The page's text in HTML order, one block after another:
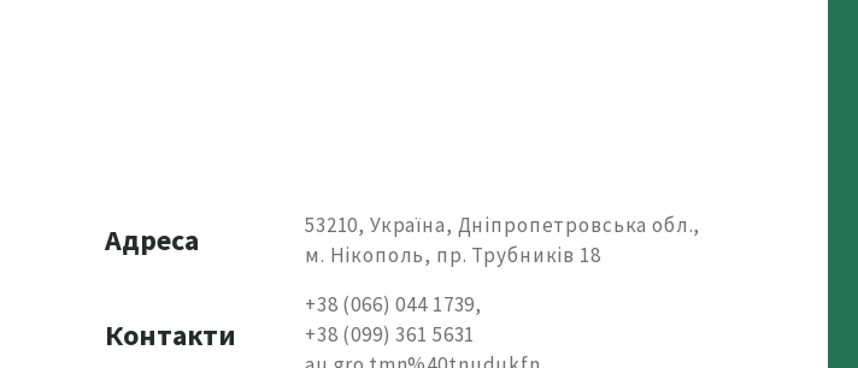
Адреса
53210, Україна, Дніпропетровська обл.,
м. Нікополь, пр. Трубників 18
Контакти
+38 (066) 044 1739,
+38 (099) 361 5631